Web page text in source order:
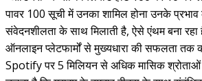
पावर 100 सूची में उनका शामिल होना उनके
संवेदनशीलता के साथ मिलाती है, ऐसे एंथम बना रहा
ऑनलाइन प्लेटफार्मों से मुख्यधारा की सफलता तक
Spotify पर 5 मिलियन से अधिक मासिक श्रोताओं